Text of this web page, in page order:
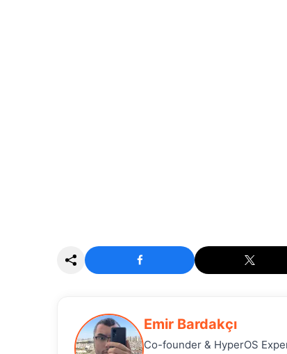
Emir Bardakçı
Co-founder & HyperOS